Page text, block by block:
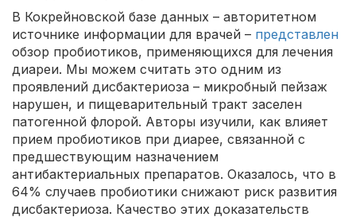
В Кокрейновской базе данных – авторитетном
источнике информации для врачей – представлен
обзор пробиотиков, применяющихся для лечения
диареи. Мы можем считать это одним из
проявлений дисбактериоза – микробный пейзаж
нарушен, и пищеварительный тракт заселен
патогенной флорой. Авторы изучили, как влияет
прием пробиотиков при диарее, связанной с
предшествующим назначением
антибактериальных препаратов. Оказалось, что в
64% случаев пробиотики снижают риск развития
дисбактериоза. Качество этих доказательств